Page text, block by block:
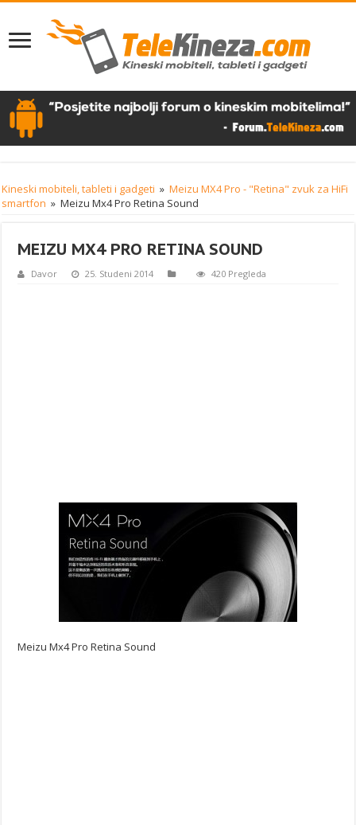
Kineski mobiteli, tableti i gadgeti » Meizu MX4 Pro - "Retina" zvuk za HiFi
smartfon » Meizu Mx4 Pro Retina Sound
MEIZU MX4 PRO RETINA SOUND
Davor 25. Studeni 2014 420 Pregleda
Meizu Mx4 Pro Retina Sound